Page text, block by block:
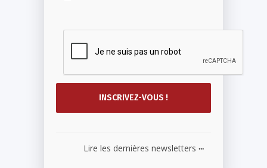
Lire les dernières newsletters ...